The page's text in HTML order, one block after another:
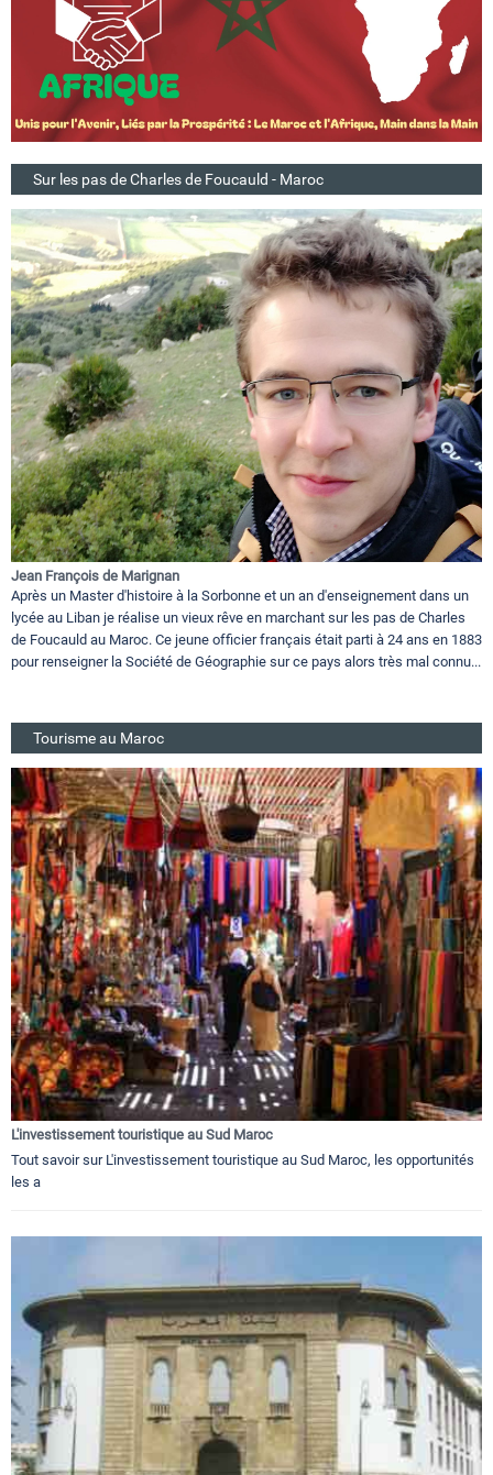
Sur les pas de Charles de Foucauld - Maroc
Jean François de Marignan
Après un Master d'histoire à la Sorbonne et un an d'enseignement dans un
lycée au Liban je réalise un vieux rêve en marchant sur les pas de Charles
de Foucauld au Maroc. Ce jeune officier français était parti à 24 ans en 1883
pour renseigner la Société de Géographie sur ce pays alors très mal connu...
Tourisme au Maroc
L'investissement touristique au Sud Maroc
Tout savoir sur L'investissement touristique au Sud Maroc, les opportunités
les a